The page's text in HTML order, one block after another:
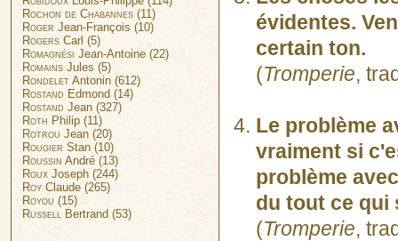
évidentes.
certain ton.
(Tromperie,
Le problème
vraiment si
problème
du tout ce qui
(Tromperie,
Rochon de Chabannes (11)
Roger Jean-François (10)
Rogers Carl (5)
Romagnési Jean-Antoine (22)
Romains Jules (5)
Rondelet Antonin (612)
Rostand Edmond (14)
Rostand Jean (327)
Roth Philip (11)
Rotrou Jean (20)
Rougier Stan (10)
Roussin André (13)
Roux Joseph (244)
Roy Claude (265)
Royou (15)
RussellBertrand (53)